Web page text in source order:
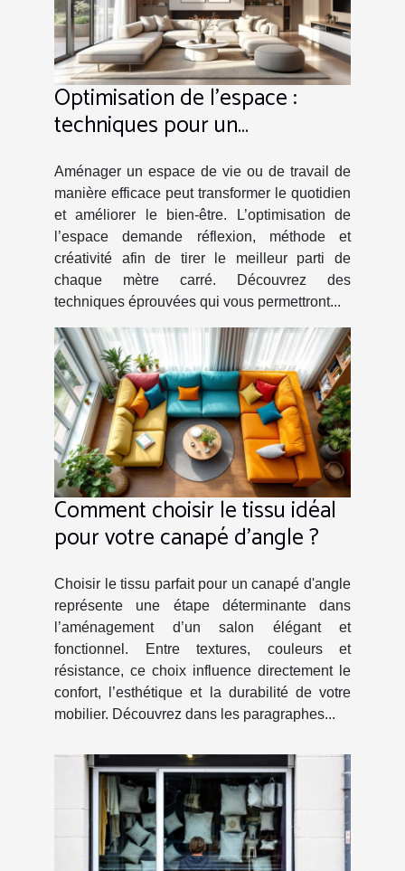
Optimisation de l'espace :
techniques pour un
Aménager un espace de vie ou de travail de
manière efficace peut transformer le quotidien
et améliorer le bien-être. L’optimisation de
l’espace demande réflexion, méthode et
créativité afin de tirer le meilleur parti de
chaque mètre carré. Découvrez des
techniques éprouvées qui vous permettront...
Comment choisir le tissu idéal
pour votre canapé d'angle ?
Choisir le tissu parfait pour un canapé d'angle
représente une étape déterminante dans
l’aménagement d’un salon élégant et
fonctionnel. Entre textures, couleurs et
résistance, ce choix influence directement le
confort, l’esthétique et la durabilité de votre
mobilier. Découvrez dans les paragraphes...